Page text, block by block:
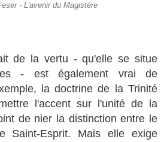
- L'avenir du Magistère
de la vertu - qu'elle se situe
- est également vrai de
la doctrine de la Trinité
l'accent sur l'unité de la
de nier la distinction entre le
Saint-Esprit. Mais elle exige